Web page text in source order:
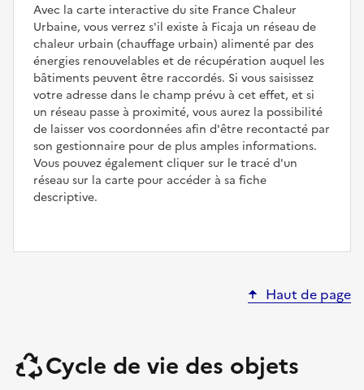
Avec la carte interactive du site France Chaleur
Urbaine, vous verrez s'il existe à Ficaja un réseau de
chaleur urbain (chauffage urbain) alimenté par des
énergies renouvelables et de récupération auquel les
bâtiments peuvent être raccordés. Si vous saisissez
votre adresse dans le champ prévu à cet effet, et si
un réseau passe à proximité, vous aurez la possibilité
de laisser vos coordonnées afin d'être recontacté par
son gestionnaire pour de plus amples informations.
Vous pouvez également cliquer sur le tracé d'un
réseau sur la carte pour accéder à sa fiche
descriptive.
Haut de page
Cycle de vie des objets